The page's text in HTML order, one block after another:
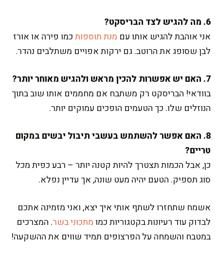
6. מה להגיש לצד הבריסקט?
אני אוהבת להגיש אותו עם מנת תוספותכמו פירה או אורז
לבן שסופג את הרוטב. גם ירקות אפויים משתלבים נהדר.
7. האם יש אפשרות להכין מראש ולהגיש מאוחר יותר?
בוודאי! הבריסקט רק משתבח אם מחממים אותו שוב בתוך
הנוזלים שלו. כך הטעמים הופכים עמוקים יותר.
8. האם אפשר להשתמש בעשבי תיבול יבשים במקום
טריים?
כן, אבל הכמות תצטרך להיות קטנה יותר – רבע כפית מכל
סוג תספיק. הטעם יהיה מעט שונה, אך עדיין נפלא.
אשמח שתחזרו לשתף אותי איך יצא, ואני מזמינה אתכם
לבדוק עוד רעיונות בקטגוריות כמומתכוני בשר. המצרכים
במטבח והשמחה על הפרצופים תמיד שווים את ההשקעה!